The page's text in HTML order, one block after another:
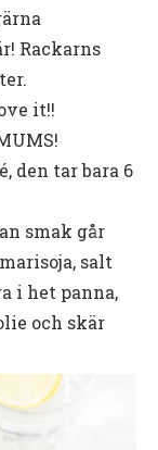
Rackarns
it!!
den tar bara 6
smak går
salt
i het panna,
och skär